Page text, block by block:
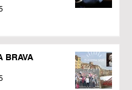
BRAVA